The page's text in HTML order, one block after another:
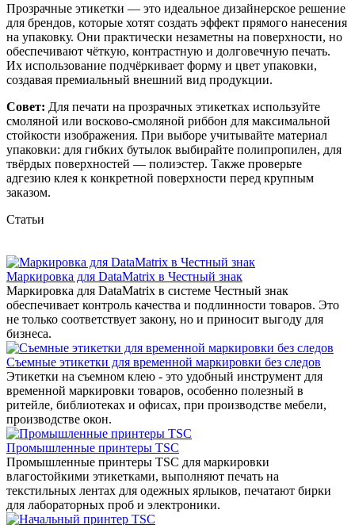
Прозрачные этикетки — это идеальное дизайнерское решение
для брендов, которые хотят создать эффект прямого нанесения
на упаковку. Они практически незаметны на поверхности, но
обеспечивают чёткую, контрастную и долговечную печать.
Их использование подчёркивает форму и цвет упаковки,
создавая премиальный внешний вид продукции.
Совет: Для печати на прозрачных этикетках используйте
смоляной или восково-смоляной риббон для максимальной
стойкости изображения. При выборе учитывайте материал
упаковки: для гибких бутылок выбирайте полипропилен, для
твёрдых поверхностей — полиэстер. Также проверьте
адгезию клея к конкретной поверхности перед крупным
заказом.
Статьи
Маркировка для DataMatrix в Честный знак
Маркировка для DataMatrix в системе Честный знак
обеспечивает контроль качества и подлинности товаров. Это
не только соответствует закону, но и приносит выгоду для
бизнеса.
Съемные этикетки для временной маркировки без следов
Этикетки на съемном клею - это удобный инструмент для
временной маркировки товаров, особенно полезный в
ритейле, библиотеках и офисах, при производстве мебели,
производстве окон.
Промышленные принтеры TSC
Промышленные принтеры TSC для маркировки
влагостойкими этикетками, выполняют печать на
текстильных лентах для одежных ярлыков, печатают бирки
для лабораторных проб и электроники.